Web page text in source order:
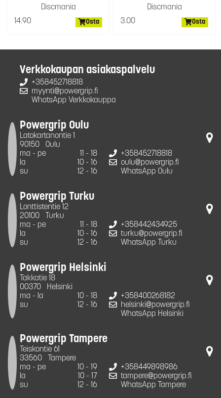
Discmania
14.90
Osta
Discmania
3.00
Osta
Verkkokaupan asiakaspalvelu
+358452718818
myynti@powergrip.fi
WhatsApp Verkkokauppa
Powergrip Oulu
Latokartanontie 1
90150
Oulu
ma - pe
11 - 18
la
10 - 16
su
12 - 16
+358452718818
oulu@powergrip.fi
WhatsApp Oulu
Powergrip Turku
Lonttistentie 12
20100
Turku
ma - pe
11 - 18
la
10 - 16
su
12 - 16
+358442434925
turku@powergrip.fi
WhatsApp Turku
Powergrip Helsinki
Takkatie 18
00370
Helsinki
ma - la
10 - 18
su
12 - 16
+358400268182
helsinki@powergrip.fi
WhatsApp Helsinki
Powergrip Tampere
Teiskontie 61
33560
Tampere
ma - pe
10 - 19
la
10 - 17
su
12 - 16
+358449898986
tampere@powergrip.fi
WhatsApp Tampere